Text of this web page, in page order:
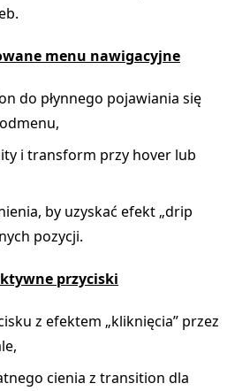
menu nawigacyjne
do płynnego pojawiania się
i transform przy hover lub
by uzyskać efekt „drip
pozycji.
przyciski
z efektem „kliknięcia” przez
cienia z transition dla